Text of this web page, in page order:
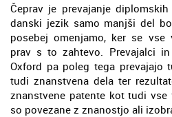
Čeprav je prevajanje
danski jezik samo manjši del
posebej omenjamo, ker se
prav s to zahtevo. Prevajalci
Oxford pa poleg tega prevajajo
tudi znanstvena dela ter
znanstvene patente kot tudi
so povezane z znanostjo ali